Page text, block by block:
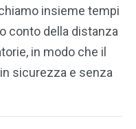
insieme tempi
conto della distanza
in modo che il
sicurezza e senza